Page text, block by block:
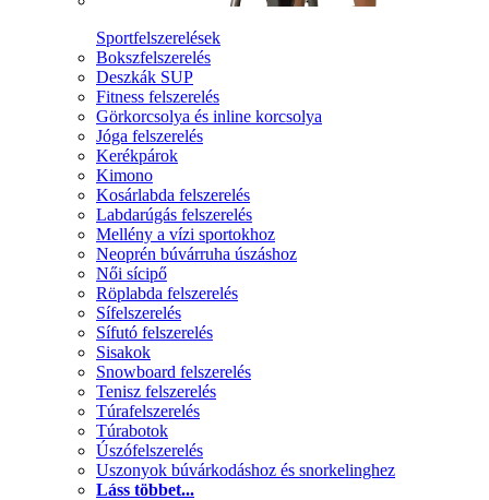
Sportfelszerelések
Bokszfelszerelés
Deszkák SUP
Fitness felszerelés
Görkorcsolya és inline korcsolya
Jóga felszerelés
Kerékpárok
Kimono
Kosárlabda felszerelés
Labdarúgás felszerelés
Mellény a vízi sportokhoz
Neoprén búvárruha úszáshoz
Női sícipő
Röplabda felszerelés
Sífelszerelés
Sífutó felszerelés
Sisakok
Snowboard felszerelés
Tenisz felszerelés
Túrafelszerelés
Túrabotok
Úszófelszerelés
Uszonyok búvárkodáshoz és snorkelinghez
Láss többet...